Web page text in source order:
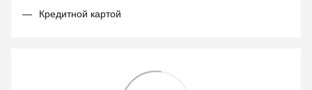
Кредитной картой